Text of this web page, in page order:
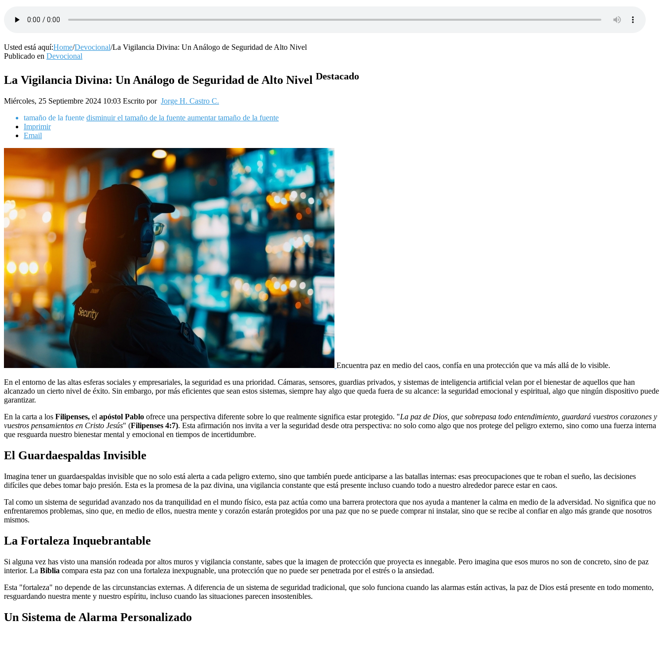
Usted está aquí:Home/Devocional/La Vigilancia Divina: Un Análogo de Seguridad de Alto Nivel
Publicado en Devocional
La Vigilancia Divina: Un Análogo de Seguridad de Alto Nivel Destacado
Miércoles, 25 Septiembre 2024 10:03 Escrito por Jorge H. Castro C.
tamaño de la fuente disminuir el tamaño de la fuente aumentar tamaño de la fuente
Imprimir
Email
Encuentra paz en medio del caos, confía en una protección que va más allá de lo visible.
En el entorno de las altas esferas sociales y empresariales, la seguridad es una prioridad. Cámaras, sensores, guardias privados, y sistemas de inteligencia artificial velan por el bienestar de aquellos que han
alcanzado un cierto nivel de éxito. Sin embargo, por más eficientes que sean estos sistemas, siempre hay algo que queda fuera de su alcance: la seguridad emocional y espiritual, algo que ningún dispositivo puede
garantizar.
En la carta a los Filipenses, el apóstol Pablo ofrece una perspectiva diferente sobre lo que realmente significa estar protegido. "La paz de Dios, que sobrepasa todo entendimiento, guardará vuestros corazones y
vuestros pensamientos en Cristo Jesús" (Filipenses 4:7). Esta afirmación nos invita a ver la seguridad desde otra perspectiva: no solo como algo que nos protege del peligro externo, sino como una fuerza interna
que resguarda nuestro bienestar mental y emocional en tiempos de incertidumbre.
El Guardaespaldas Invisible
Imagina tener un guardaespaldas invisible que no solo está alerta a cada peligro externo, sino que también puede anticiparse a las batallas internas: esas preocupaciones que te roban el sueño, las decisiones
difíciles que debes tomar bajo presión. Esta es la promesa de la paz divina, una vigilancia constante que está presente incluso cuando todo a nuestro alrededor parece estar en caos.
Tal como un sistema de seguridad avanzado nos da tranquilidad en el mundo físico, esta paz actúa como una barrera protectora que nos ayuda a mantener la calma en medio de la adversidad. No significa que no
enfrentaremos problemas, sino que, en medio de ellos, nuestra mente y corazón estarán protegidos por una paz que no se puede comprar ni instalar, sino que se recibe al confiar en algo más grande que nosotros
mismos.
La Fortaleza Inquebrantable
Si alguna vez has visto una mansión rodeada por altos muros y vigilancia constante, sabes que la imagen de protección que proyecta es innegable. Pero imagina que esos muros no son de concreto, sino de paz
interior. La Biblia compara esta paz con una fortaleza inexpugnable, una protección que no puede ser penetrada por el estrés o la ansiedad.
Esta "fortaleza" no depende de las circunstancias externas. A diferencia de un sistema de seguridad tradicional, que solo funciona cuando las alarmas están activas, la paz de Dios está presente en todo momento,
resguardando nuestra mente y nuestro espíritu, incluso cuando las situaciones parecen insostenibles.
Un Sistema de Alarma Personalizado